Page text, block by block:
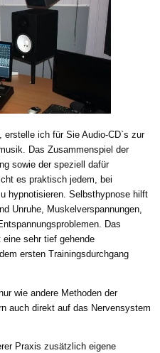
erstelle ich für Sie Audio-CD`s zur
Das Zusammenspiel der
sowie der speziell dafür
es praktisch jedem, bei
hypnotisieren. Selbsthypnose hilft
Unruhe, Muskelverspannungen,
Das
sehr tief gehende
ersten Trainingsdurchgang
wie andere Methoden der
auch direkt auf das Nervensystem
Praxis zusätzlich eigene